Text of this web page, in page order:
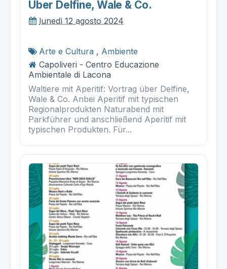
Über Delfine, Wale & Co.
lunedì 12 agosto 2024
Arte e Cultura , Ambiente
Capoliveri - Centro Educazione
Ambientale di Lacona
Waltiere mit Aperitif: Vortrag über Delfine,
Wale & Co. Anbei Aperitif mit typischen
Regionalprodukten Naturabend mit
Parkführer und anschließend Aperitif mit
typischen Produkten. Für...